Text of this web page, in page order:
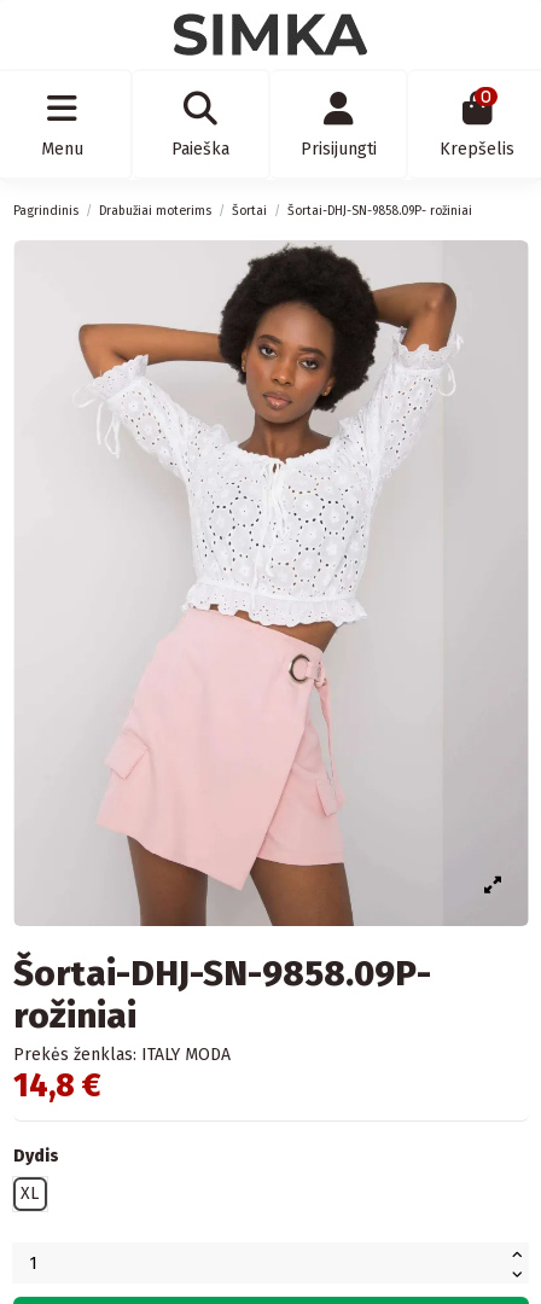
Menu Paieška Prisijungti
0
Krepšelis
Pagrindinis Drabužiai moterims Šortai Šortai-DHJ-SN-9858.09P- rožiniai
Šortai-DHJ-SN-9858.09P-
rožiniai
Prekės ženklas: ITALY MODA
14,8 €
Dydis
XL